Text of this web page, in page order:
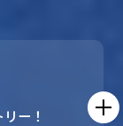
ー！